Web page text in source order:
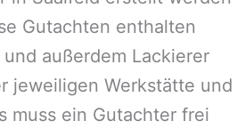
Gutachten enthalten
außerdem Lackierer
jeweiligen Werkstätte und
muss ein Gutachter frei